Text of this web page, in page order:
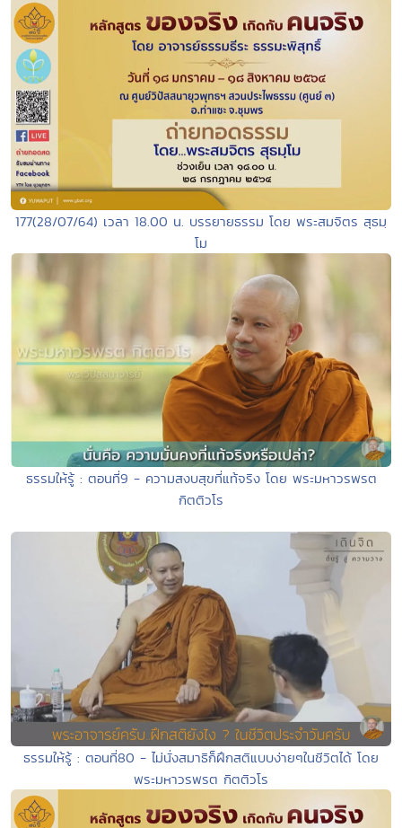
177(28/07/64) เวลา 18.00 น. บรรยายธรรม โดย พระสมจิตร สุธมฺ
โม
ธรรมให้รู้ : ตอนที่9 - ความสงบสุขที่แท้จริง โดย พระมหาวรพรต
กิตติวโร
ธรรมให้รู้ : ตอนที่80 - ไม่นั่งสมาธิก็ฝึกสติแบบง่ายๆในชีวิตได้ โดย
พระมหาวรพรต กิตติวโร